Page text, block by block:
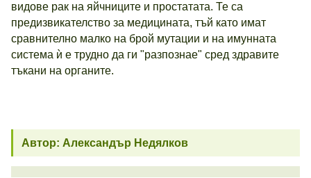
видове рак на яйчниците и простатата. Те са
предизвикателство за медицината, тъй като имат
сравнително малко на брой мутации и на имунната
система ѝ е трудно да ги "разпознае" сред здравите
тъкани на органите.
Автор: Александър Недялков